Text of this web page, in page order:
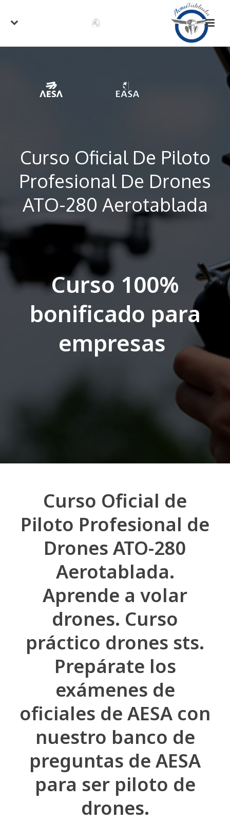
Curso Oficial De Piloto
Profesional De Drones
ATO-280 Aerotablada
Curso 100%
bonificado para
empresas
Curso Oficial de
Piloto Profesional de
Drones ATO-280
Aerotablada.
Aprende a volar
drones. Curso
práctico drones sts.
Prepárate los
exámenes de
oficiales de AESA con
nuestro banco de
preguntas de AESA
para ser piloto de
drones.